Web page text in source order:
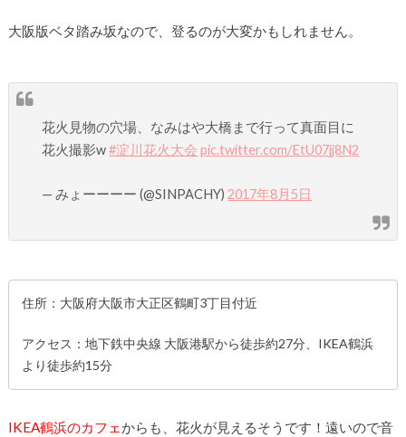
大阪版ベタ踏み坂なので、登るのが大変かもしれません。
花火見物の穴場、なみはや大橋まで行って真面目に
花火撮影w#淀川花火大会 pic.twitter.com/EtU07jj8N2
— みょーーーー (@SINPACHY)2017年8月5日
住所：大阪府大阪市大正区鶴町3丁目付近
アクセス：地下鉄中央線 大阪港駅から徒歩約27分、IKEA鶴浜
より徒歩約15分
IKEA鶴浜のカフェからも、花火が見えるそうです！遠いので音